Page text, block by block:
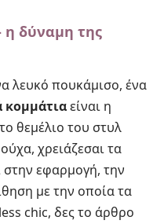
η δύναμη της
λευκό πουκάμισο, ένα
κομμάτιαείναι η
θεμέλιο του στυλ
χρειάζεσαι τα
στην εφαρμογή, την
με την οποία τα
chic, δες το άρθρο